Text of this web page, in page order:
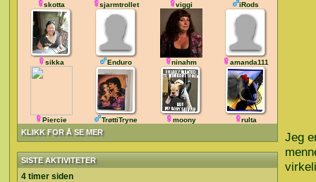
KLIKK FOR Å SE MER
skotta sjarmtrollet viggi iRods
sikka Enduro ninahm amanda111
Piercie TrøttiTryne moony rulta
SISTE AKTIVITETER
4 timer siden
Jeg